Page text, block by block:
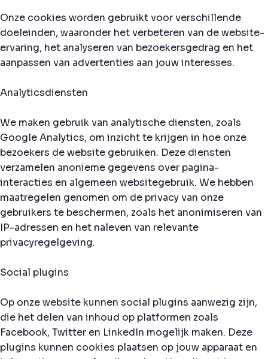
Onze cookies worden gebruikt voor verschillende
doeleinden, waaronder het verbeteren van de website-
ervaring, het analyseren van bezoekersgedrag en het
aanpassen van advertenties aan jouw interesses.
Analyticsdiensten
We maken gebruik van analytische diensten, zoals
Google Analytics, om inzicht te krijgen in hoe onze
bezoekers de website gebruiken. Deze diensten
verzamelen anonieme gegevens over pagina-
interacties en algemeen websitegebruik. We hebben
maatregelen genomen om de privacy van onze
gebruikers te beschermen, zoals het anonimiseren van
IP-adressen en het naleven van relevante
privacyregelgeving.
Social plugins
Op onze website kunnen social plugins aanwezig zijn,
die het delen van inhoud op platformen zoals
Facebook, Twitter en LinkedIn mogelijk maken. Deze
plugins kunnen cookies plaatsen op jouw apparaat en